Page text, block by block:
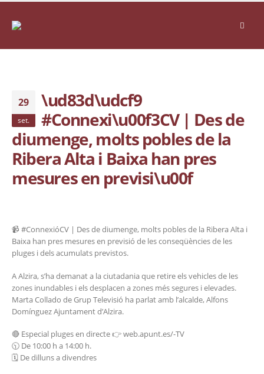
29
set.
\ud83d\udcf9
#Connexi\u00f3CV | Des de
diumenge, molts pobles de la
Ribera Alta i Baixa han pres
mesures en previsi\u00f
📹 #ConnexióCV | Des de diumenge, molts pobles de la Ribera Alta i
Baixa han pres mesures en previsió de les conseqüències de les
pluges i dels acumulats previstos.
A Alzira, s’ha demanat a la ciutadania que retire els vehicles de les
zones inundables i els desplacen a zones més segures i elevades.
Marta Collado de Grup Televisió ha parlat amb l’alcalde, Alfons
Domínguez Ajuntament d’Alzira.
🔴 Especial pluges en directe 👉 web.apunt.es/-TV
🕥 De 10:00 h a 14:00 h.
🗓️ De dilluns a divendres